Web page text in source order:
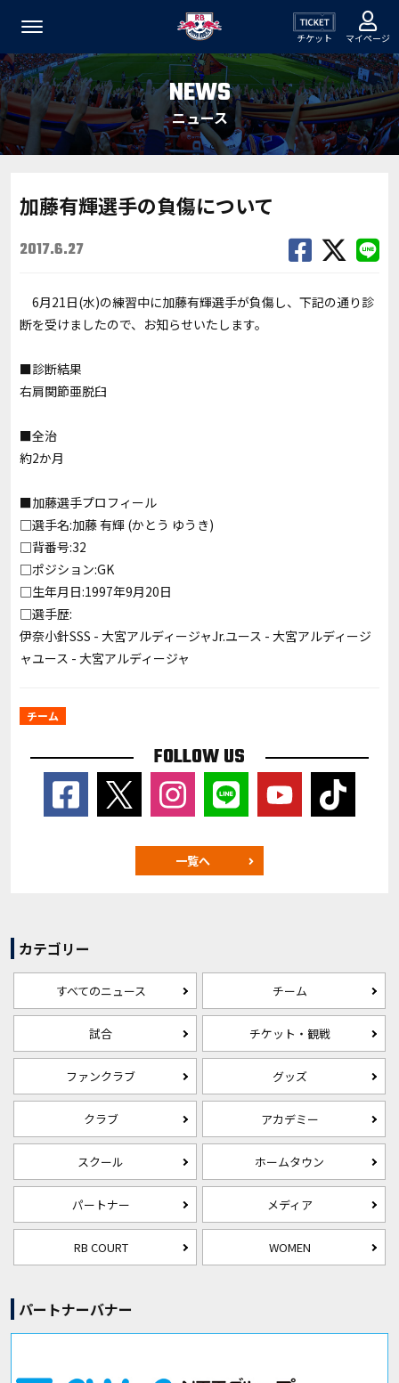
チケット マイページ
NEWS
ニュース
加藤有輝選手の負傷について
2017.6.27
6月21日(水)の練習中に加藤有輝選手が負傷し、下記の通り診
断を受けましたので、お知らせいたします。
■診断結果
右肩関節亜脱臼
■全治
約2か月
■加藤選手プロフィール
□選手名:加藤 有輝 (かとう ゆうき)
□背番号:32
□ポジション:GK
□生年月日:1997年9月20日
□選手歴:
伊奈小針SSS - 大宮アルディージャJr.ユース - 大宮アルディージ
ャユース - 大宮アルディージャ
チーム
FOLLOW US
一覧へ
カテゴリー
すべてのニュース チーム
試合 チケット・観戦
ファンクラブ グッズ
クラブ アカデミー
スクール ホームタウン
パートナー メディア
RB COURT WOMEN
パートナーバナー